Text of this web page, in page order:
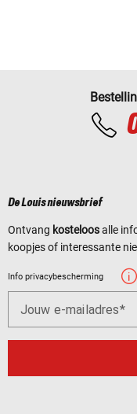
De Louis nieuwsbrief
Ontvang kosteloosalle
koopjes of interessante
Info privacybescherming
Jouw e-mailadres